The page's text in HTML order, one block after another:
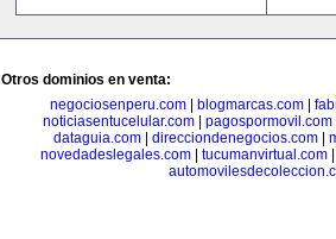
Otros dominios en venta:
negociosenperu.com| blogmarcas.com|
noticiasentucelular.com
pagospormovil.com
dataguia.com| direcciondenegocios.com|
novedadeslegales.com
tucumanvirtual.com